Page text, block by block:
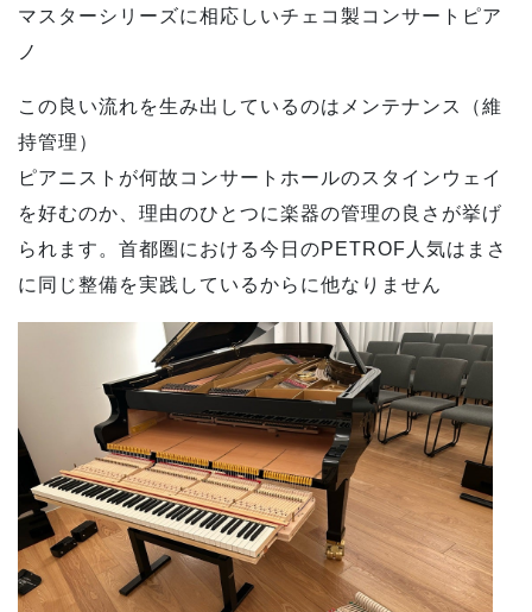
マスターシリーズに相応しいチェコ製コンサートピア
ノ
この良い流れを生み出しているのはメンテナンス（維
持管理）
ピアニストが何故コンサートホールのスタインウェイ
を好むのか、理由のひとつに楽器の管理の良さが挙げ
られます。首都圏における今日のPETROF人気はまさ
に同じ整備を実践しているからに他なりません